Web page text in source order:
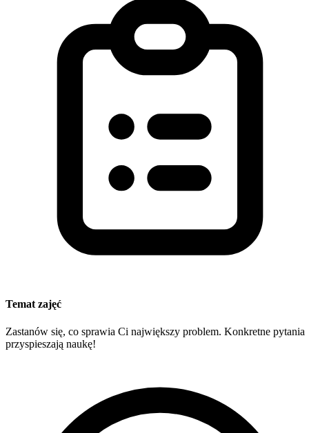
Temat zajęć
Zastanów się, co sprawia Ci największy problem. Konkretne pytania
przyspieszają naukę!